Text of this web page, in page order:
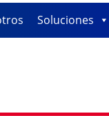
Soluciones